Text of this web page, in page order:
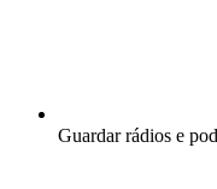
Guardar rádios e